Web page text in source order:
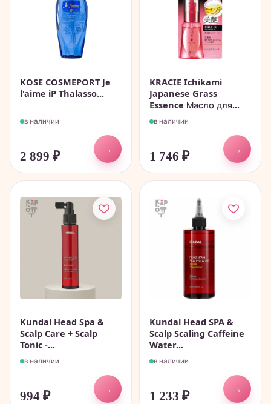
KOSE COSMEPORT Je
l'aime iP Thalasso...
в наличии
2 899 ₽
→
KRACIE Ichikami
Japanese Grass
Essence Масло для...
в наличии
1 746 ₽
→
Kundal Head Spa &
Scalp Care + Scalp
Tonic -...
в наличии
994 ₽
→
Kundal Head SPA &
Scalp Scaling Caffeine
Water...
в наличии
1 233 ₽
→